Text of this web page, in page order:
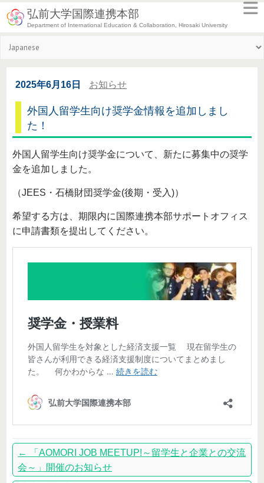
弘前大学国際連携本部
Department of International Education & Collaboration, Hirosaki University
2025年6月16日 お知らせ
外国人留学生向け奨学金情報を追加しまし
た！
外国人留学生向け奨学金について、新たに募集中の奨学
金を追加しました。
（JEES・石橋財団奨学金(後期・受入)）
希望する方は、期限内に国際連携本部サポートオフィス
に申請書類を提出してください。
←
「AOMORI JOB MEETUP!～留学生と企業との交流
会～」開催のお知らせ